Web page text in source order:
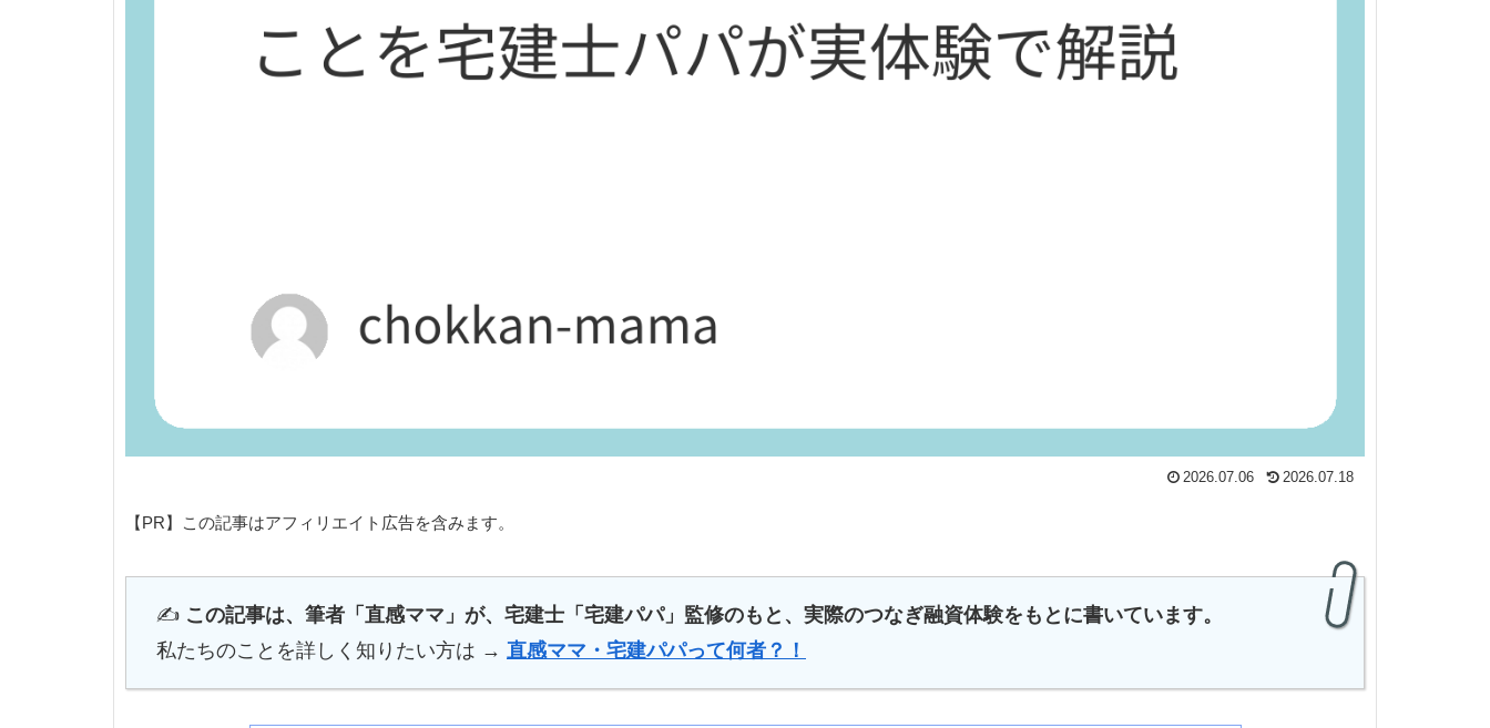
2026.07.06 2026.07.18
【PR】この記事はアフィリエイト広告を含みます。
✍️ この記事は、筆者「直感ママ」が、宅建士「宅建パパ」監修のもと、実際のつなぎ融資体験をもとに書いています。
私たちのことを詳しく知りたい方は → 直感ママ・宅建パパって何者？！